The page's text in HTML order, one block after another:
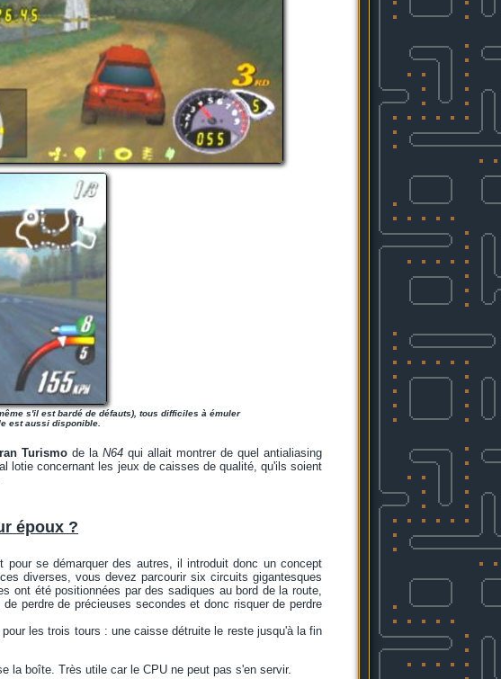
s'il est bardé de défauts), tous difficiles à émuler
est aussi disponible.
Turismode la N64qui allait montrer de quel antialiasing
lotie concernant les jeux de caisses de qualité, qu'ils soient
époux ?
se démarquer des autres, il introduit donc un concept
diverses, vous devez parcourir six circuits gigantesques
ont été positionnées par des sadiques au bord de la route,
perdre de précieuses secondes et donc risquer de perdre
les trois tours : une caisse détruite le reste jusqu'à la fin
la boîte. Très utile car le CPU ne peut pas s'en servir.